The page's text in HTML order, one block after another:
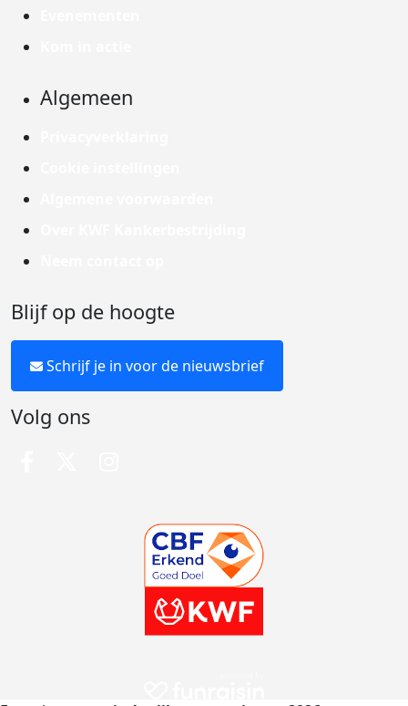
Algemeen
Blijf op de hoogte
Schrijf je in voor de nieuwsbrief
Volg ons